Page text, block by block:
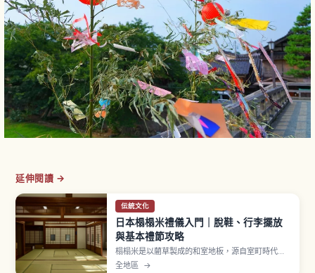
延伸閱讀 →
伝統文化
日本榻榻米禮儀入門｜脫鞋、行李擺放
與基本禮節攻略
榻榻米是以藺草製成的和室地板，源自室町時代以
後鋪滿房間的形式。進入和室前須脫鞋並擺正鞋尖
全地區 →